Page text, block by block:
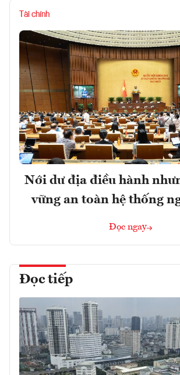
Tài chính
Nới dư địa điều hành
vững an toàn hệ thống
Đọc ngay
Đọc tiếp